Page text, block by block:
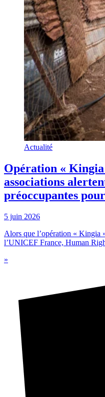
Actualité
Opération «
associations
préoccupantes
5 juin 2026
Alors que l’opération « Kingia
l’UNICEF France, Human
»